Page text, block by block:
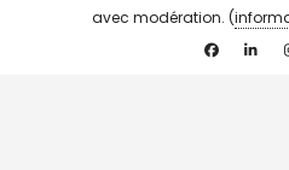
avec modération. (
Facebook